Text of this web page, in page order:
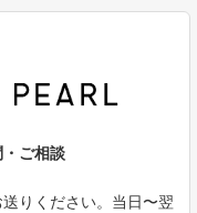
ご相談
りください。当日〜翌